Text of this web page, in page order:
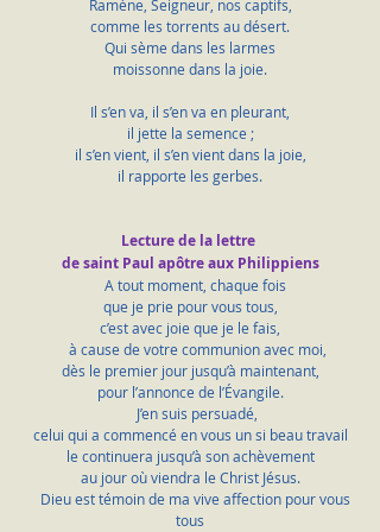
Ramène, Seigneur, nos captifs,
comme les torrents au désert.
Qui sème dans les larmes
moissonne dans la joie.
Il s’en va, il s’en va en pleurant,
il jette la semence ;
il s’en vient, il s’en vient dans la joie,
il rapporte les gerbes.
Lecture de la lettre
de saint Paul apôtre aux Philippiens
    A tout moment, chaque fois
que je prie pour vous tous,
c’est avec joie que je le fais,
    à cause de votre communion avec moi,
dès le premier jour jusqu’à maintenant,
pour l’annonce de l’Évangile.
    J’en suis persuadé,
celui qui a commencé en vous un si beau travail
le continuera jusqu’à son achèvement
au jour où viendra le Christ Jésus.
tous